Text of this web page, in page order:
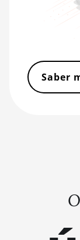
(255Th)
Saber